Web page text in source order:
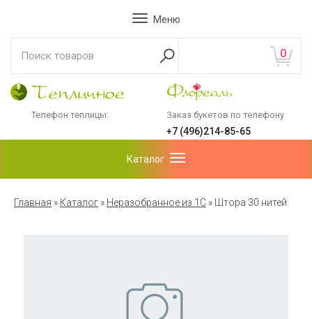
Меню
0
Телефон теплицы: Заказ букетов по телефону
+7 (496)214-85-65
Каталог
Главная » Каталог » Неразобранное из 1С » Штора 30 нитей